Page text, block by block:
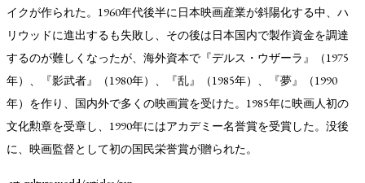
TAGS PEOPLE RANKING
イクが作られた。1960年代後半に日本映画産業が斜陽化する中、ハ
リウッドに進出するも失敗し、その後は日本国内で製作資金を調達
するのが難しくなったが、海外資本で『デルス・ウザーラ』（1975
年）、『影武者』（1980年）、『乱』（1985年）、『夢』（1990
年）を作り、国内外で多くの映画賞を受けた。1985年に映画人初の
文化勲章を受章し、1990年にはアカデミー名誉賞を受賞した。没後
に、映画監督として初の国民栄誉賞が贈られた。